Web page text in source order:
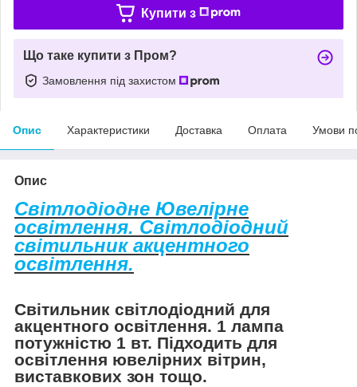
Купити з
Що таке купити з Пром?
Замовлення під захистом
Опис Характеристики Доставка Оплата Умови
Опис
Світлодіодне Ювелірне
освітлення. Світлодіодний
світильник акцентного
освітлення.
Світильник світлодіодний для
акцентного освітлення. 1 лампа
потужністю 1 вт. Підходить для
освітлення ювелірних вітрин,
виставкових зон тощо.